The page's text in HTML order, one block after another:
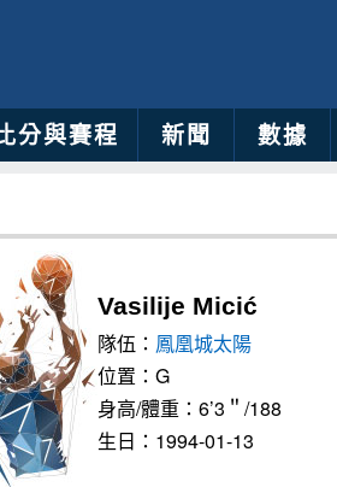
分與賽程 新聞 數據
Vasilije Micić
隊伍： 鳳凰城太陽
位置：G
身高/體重：6’3＂/188
生日：1994-01-13